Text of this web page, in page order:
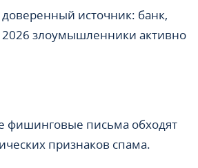
источник: банк,
2026 злоумышленники активно
фишинговые письма обходят
признаков спама.